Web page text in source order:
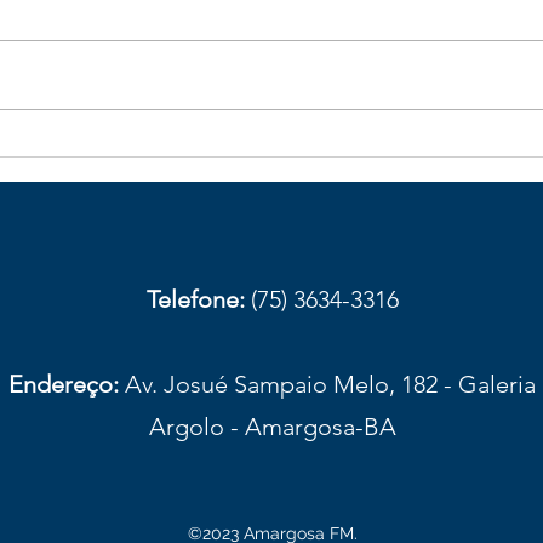
Telefone: (75) 3634-3316
Endereço: Av. Josué Sampaio Melo, 182 - Galeria
Argolo - Amargosa-BA
©2023 Amargosa FM.